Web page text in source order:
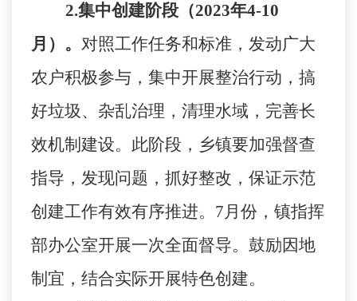
2.集中创建阶段（2023年4-10
月 ） 。 对照工作任务和标准，发动广大
农户积极参与，集中开展整治行动，搞
好垃圾、杂乱治理，清理水域，完善长
效机制建设。此阶段，乡镇要加强督查
指导，发现问题，抓好整改，保证示范
创建工作有效有序推进。 7月份， 镇指挥
部办公室开展一次全面督导。鼓励因地
制宜，结合实际开展特色创建。